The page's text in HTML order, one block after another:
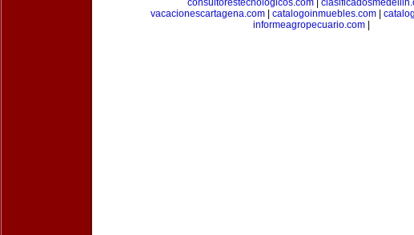
consultorestecnologicos.com
vacacionescartagena.com
catalogoinmuebles.com
informeagropecuario.com